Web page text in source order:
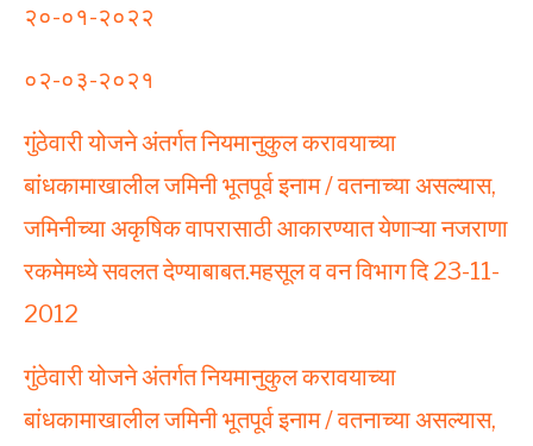
२०-०१-२०२२
०२-०३-२०२१
गुंठेवारी योजने अंतर्गत नियमानुकुल करावयाच्या
बांधकामाखालील जमिनी भूतपूर्व इनाम / वतनाच्या असल्यास,
जमिनीच्या अकृषिक वापरासाठी आकारण्यात येणाऱ्या नजराणा
रकमेमध्ये सवलत देण्याबाबत.महसूल व वन विभाग दि 23-11-
2012
गुंठेवारी योजने अंतर्गत नियमानुकुल करावयाच्या
बांधकामाखालील जमिनी भूतपूर्व इनाम / वतनाच्या असल्यास,